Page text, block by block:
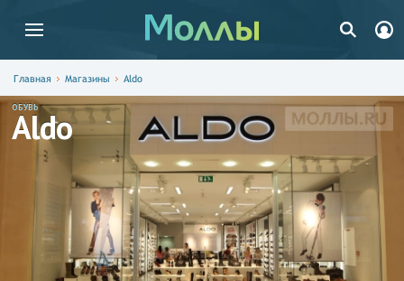
Главная Магазины Aldo
ОБУВЬ
Aldo